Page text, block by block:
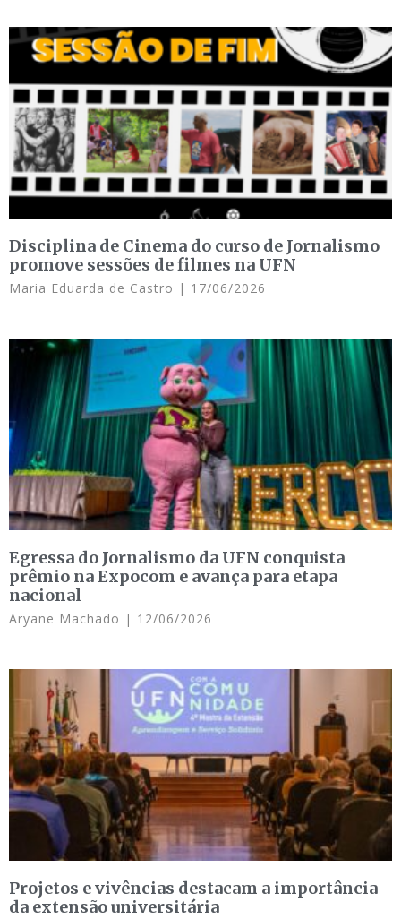
Disciplina de Cinema do curso de Jornalismo
promove sessões de filmes na UFN
Maria Eduarda de Castro 17/06/2026
Egressa do Jornalismo da UFN conquista
prêmio na Expocom e avança para etapa
nacional
Aryane Machado 12/06/2026
Projetos e vivências destacam a importância
da extensão universitária